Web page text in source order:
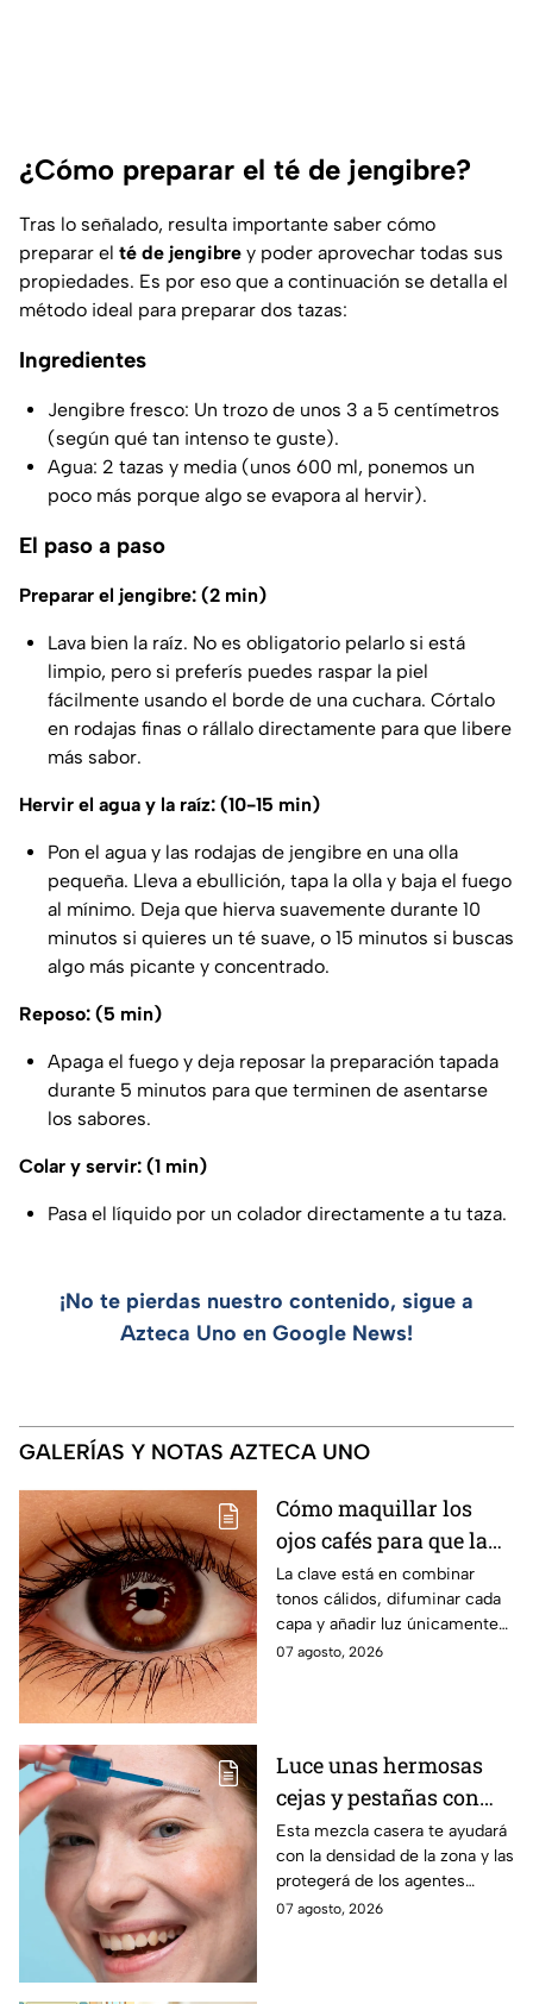
¿Cómo preparar el té de jengibre?
Tras lo señalado, resulta importante saber cómo
preparar el té de jengibre y poder aprovechar todas sus
propiedades. Es por eso que a continuación se detalla el
método ideal para preparar dos tazas:
Ingredientes
Jengibre fresco: Un trozo de unos 3 a 5 centímetros
(según qué tan intenso te guste).
Agua: 2 tazas y media (unos 600 ml, ponemos un
poco más porque algo se evapora al hervir).
El paso a paso
Preparar el jengibre: (2 min)
Lava bien la raíz. No es obligatorio pelarlo si está
limpio, pero si preferís puedes raspar la piel
fácilmente usando el borde de una cuchara. Córtalo
en rodajas finas o rállalo directamente para que libere
más sabor.
Hervir el agua y la raíz: (10-15 min)
Pon el agua y las rodajas de jengibre en una olla
pequeña. Lleva a ebullición, tapa la olla y baja el fuego
al mínimo. Deja que hierva suavemente durante 10
minutos si quieres un té suave, o 15 minutos si buscas
algo más picante y concentrado.
Reposo: (5 min)
Apaga el fuego y deja reposar la preparación tapada
durante 5 minutos para que terminen de asentarse
los sabores.
Colar y servir: (1 min)
Pasa el líquido por un colador directamente a tu taza.
¡No te pierdas nuestro contenido, sigue a
Azteca Uno en Google News!
GALERÍAS Y NOTAS AZTECA UNO
Cómo maquillar los
ojos cafés para que la
mirada se vea
atractiva: paso a paso
La clave está en combinar
tonos cálidos, difuminar cada
capa y añadir luz únicamente
en puntos estratégicos.
07 agosto, 2026
Luce unas hermosas
cejas y pestañas con
este increíble sérum
casero
Esta mezcla casera te ayudará
con la densidad de la zona y las
protegerá de los agentes
externos.
07 agosto, 2026